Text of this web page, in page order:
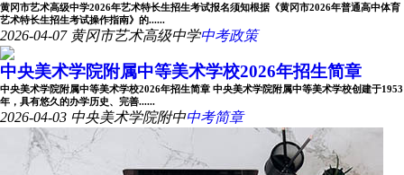
黄冈市艺术高级中学2026年艺术特长生招生考试报名须知根据《黄冈市2026年普通高中体育
艺术特长生招生考试操作指南》的......
2026-04-07 黄冈市艺术高级中学中考政策
中央美术学院附属中等美术学校2026年招生简章
中央美术学院附属中等美术学校2026年招生简章 中央美术学院附属中等美术学校创建于1953
年，具有悠久的办学历史、完善......
2026-04-03 中央美术学院附中中考简章